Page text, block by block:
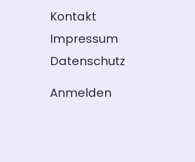
Kontakt
Impressum
Datenschutz
Anmelden